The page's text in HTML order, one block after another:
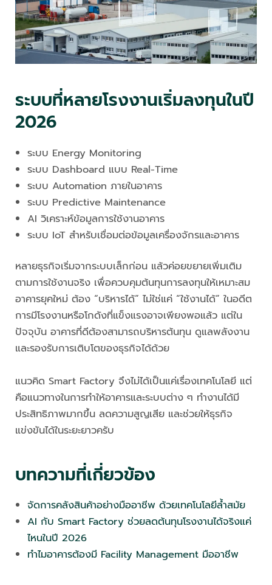
ระบบที่หลายโรงงานเริ่มลงทุนในปี
2026
ระบบ Energy Monitoring
ระบบ Dashboard แบบ Real-Time
ระบบ Automation ภายในอาคาร
ระบบ Predictive Maintenance
AI วิเคราะห์ข้อมูลการใช้งานอาคาร
ระบบ IoT สำหรับเชื่อมต่อข้อมูลเครื่องจักรและอาคาร
หลายธุรกิจเริ่มจากระบบเล็กก่อน แล้วค่อยขยายเพิ่มเติม
ตามการใช้งานจริง เพื่อควบคุมต้นทุนการลงทุนให้เหมาะสม
อาคารยุคใหม่ ต้อง “บริหารได้” ไม่ใช่แค่ “ใช้งานได้” ในอดีต
การมีโรงงานหรือโกดังที่แข็งแรงอาจเพียงพอแล้ว แต่ใน
ปัจจุบัน อาคารที่ดีต้องสามารถบริหารต้นทุน ดูแลพลังงาน
และรองรับการเติบโตของธุรกิจได้ด้วย
แนวคิด Smart Factory จึงไม่ได้เป็นแค่เรื่องเทคโนโลยี แต่
คือแนวทางในการทำให้อาคารและระบบต่าง ๆ ทำงานได้มี
ประสิทธิภาพมากขึ้น ลดความสูญเสีย และช่วยให้ธุรกิจ
แข่งขันได้ในระยะยาวครับ
บทความที่เกี่ยวข้อง
จัดการคลังสินค้าอย่างมืออาชีพ ด้วยเทคโนโลยีล้ำสมัย
AI กับ Smart Factory ช่วยลดต้นทุนโรงงานได้จริงแค่
ไหนในปี 2026
ทำไมอาคารต้องมี Facility Management มืออาชีพ